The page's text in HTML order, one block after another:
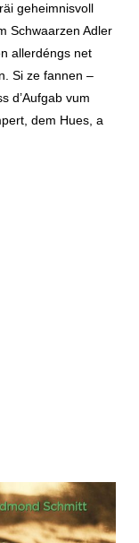
geheimnisvoll
Schwaarzen Adler
allerdéngs net
Si ze fannen –
d’Aufgab vum
dem Hues, a